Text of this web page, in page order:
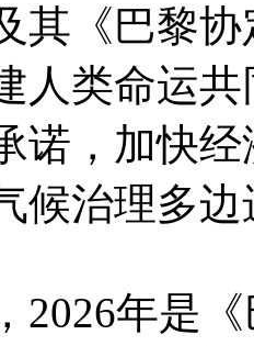
其《巴黎
人类命运
诺，加快
候治理多边
2026年是